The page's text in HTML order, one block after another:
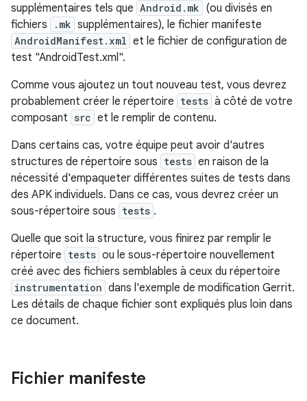
supplémentaires tels que Android.mk (ou divisés en
fichiers
.mk supplémentaires), le fichier manifeste
AndroidManifest.xml et le fichier de configuration de
test "AndroidTest.xml".
Comme vous ajoutez un tout nouveau test, vous devrez
probablement créer le répertoire tests à côté de votre
composant src et le remplir de contenu.
Dans certains cas, votre équipe peut avoir d'autres
structures de répertoire sous tests en raison de la
nécessité d'empaqueter différentes suites de tests dans
des APK individuels. Dans ce cas, vous devrez créer un
sous-répertoire sous tests .
Quelle que soit la structure, vous finirez par remplir le
répertoire tests ou le sous-répertoire nouvellement
créé avec des fichiers semblables à ceux du répertoire
instrumentation dans l'exemple de modification Gerrit.
Les détails de chaque fichier sont expliqués plus loin dans
ce document.
Fichier manifeste